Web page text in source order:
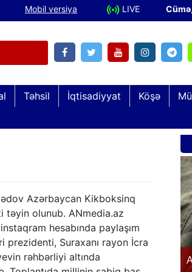
Mobil versiya LIVE Cümə
Təhsil İqtisadiyyat Köşə
Azərbaycan Kikboksinq
təyin olunub. ANmedia.az
hesabında paylaşım
prezidenti, Suraxanı rayon İcra
rəhbərliyi altında
qazi övladları “Keşikçidağ” Dövlət
Qoruğunda olublar